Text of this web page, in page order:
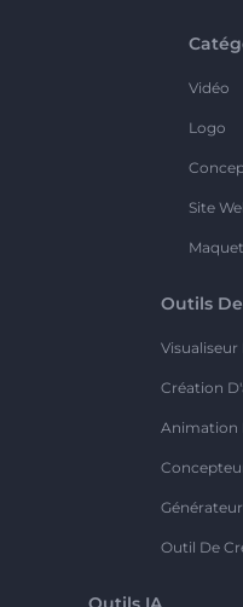
Vidéo
Logo
Site
Outils
Création
Animation
Outil De